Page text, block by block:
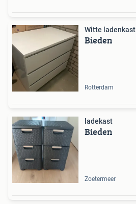
Witte ladenkast
Bieden
Rotterdam
ladekast
Bieden
Zoetermeer